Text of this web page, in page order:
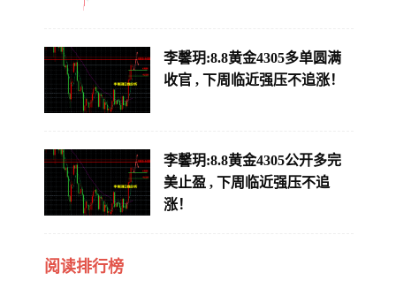
李馨玥:8.8黄金4305多单圆满
收官 , 下周临近强压不追涨！
李馨玥:8.8黄金4305公开多完
美止盈 , 下周临近强压不追
涨！
阅读排行榜